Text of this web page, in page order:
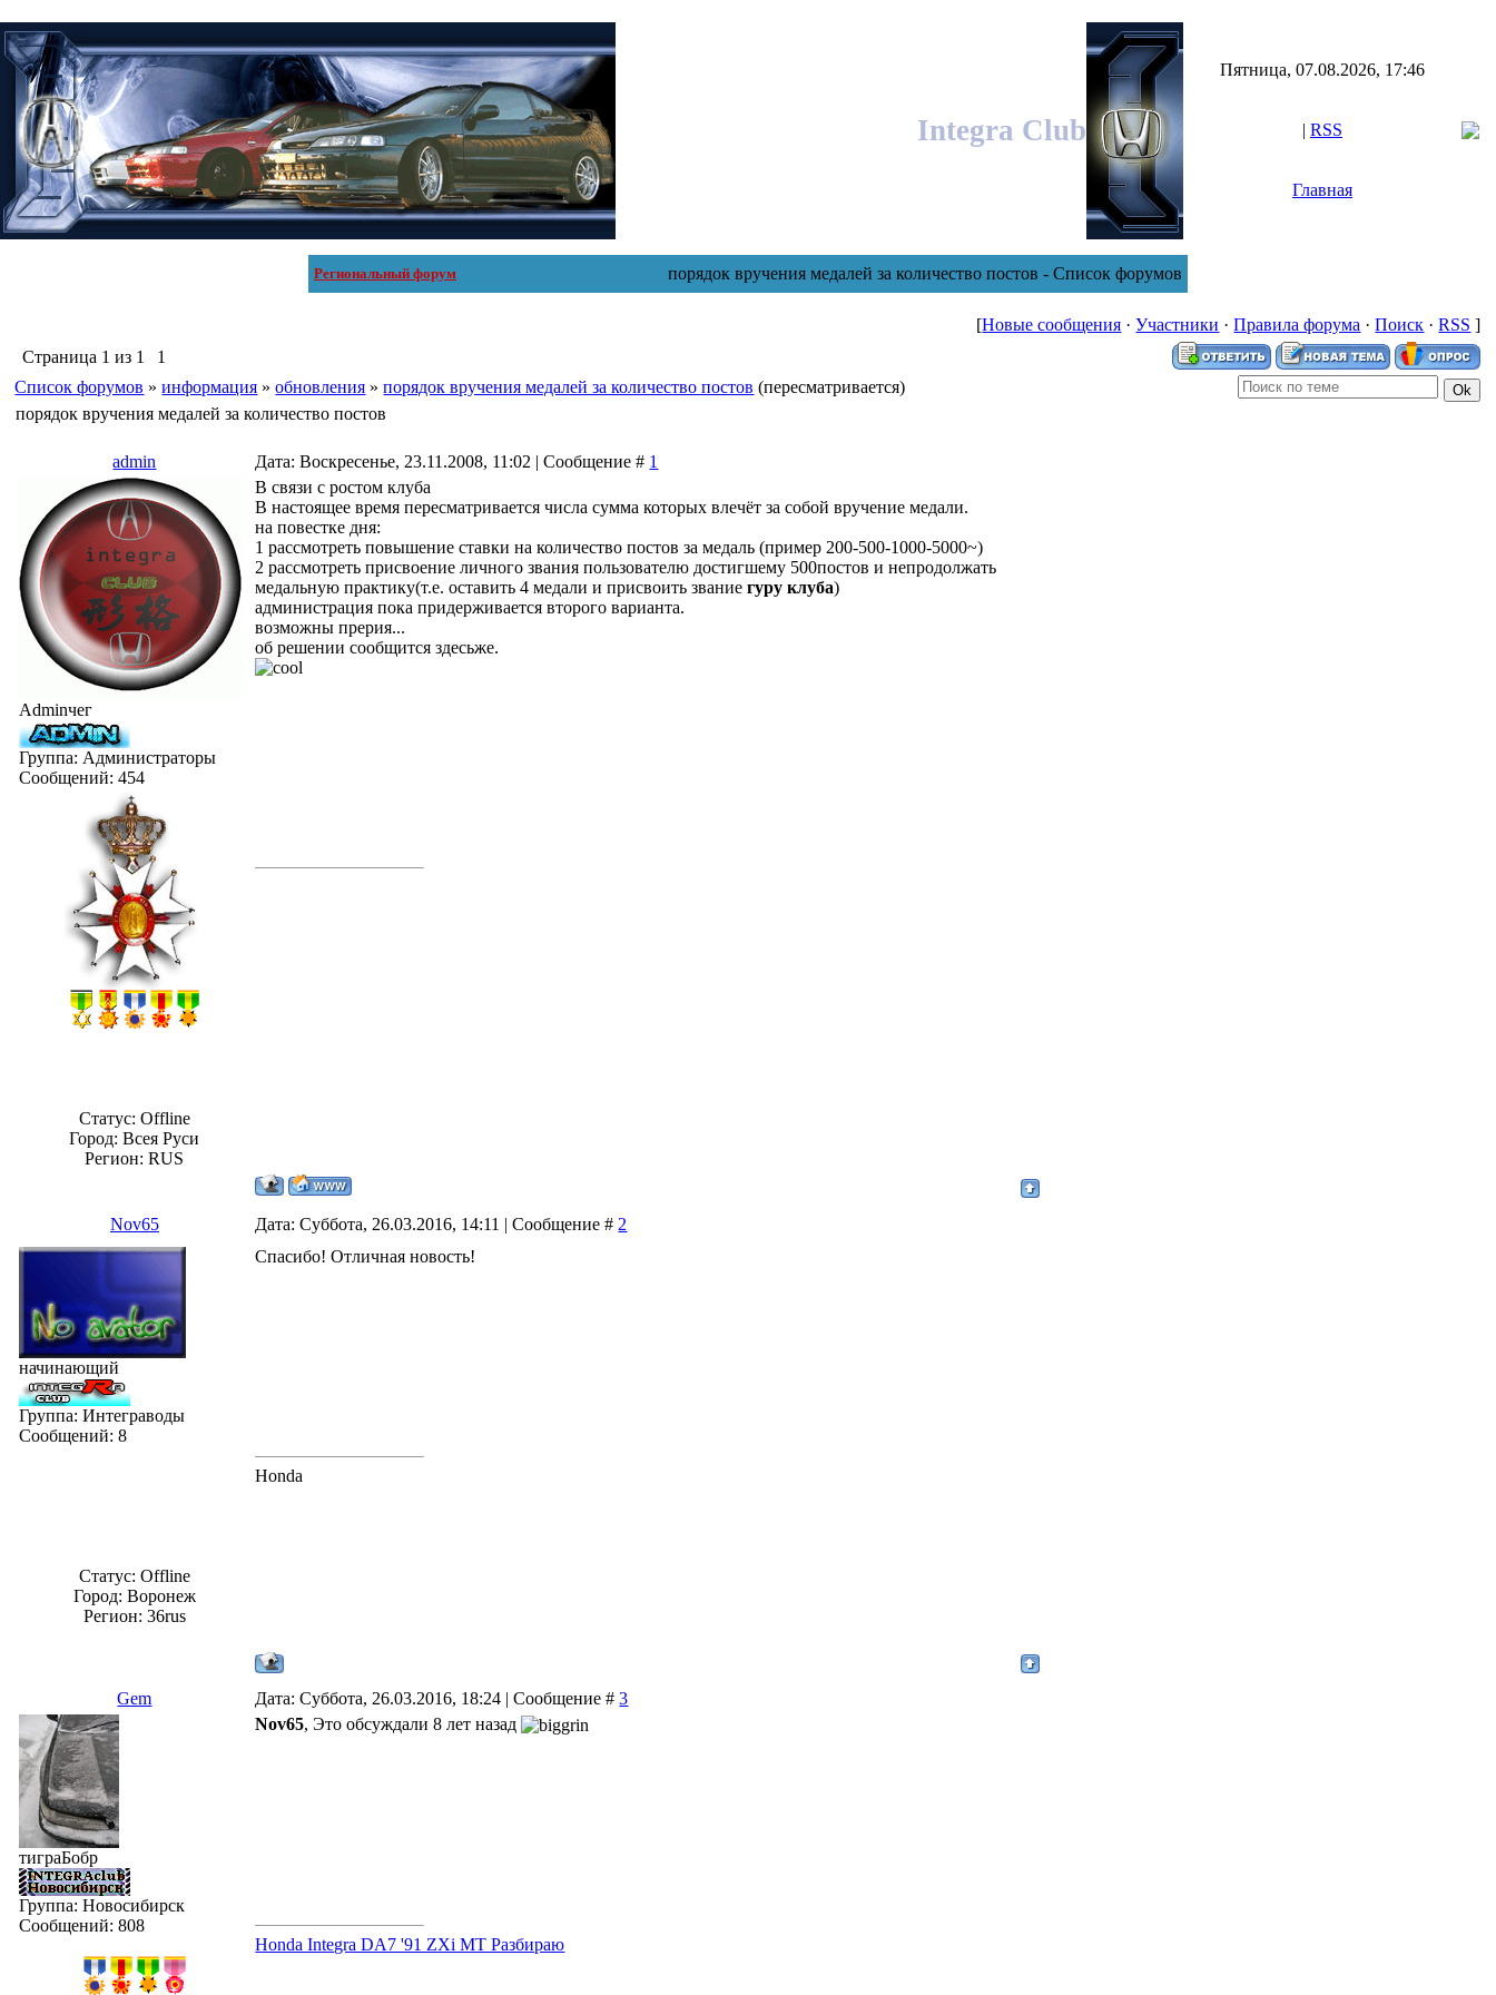
Integra Club
Пятница, 07.08.2026, 17:46
| RSS
Главная
Региональный форум порядок вручения медалей за количество постов - Список форумов
[Новые сообщения ·Участники ·Правила форума ·Поиск ·RSS ]
Страница 1 из 1
1
Список форумов » информация » обновления » порядок вручения медалей за количество постов (пересматривается)
порядок вручения медалей за количество постов
admin Дата: Воскресенье, 23.11.2008, 11:02 | Сообщение # 1
Adminчег
Группа: Администраторы
Сообщений:454
Статус: Offline
Город: Всея Руси
Регион: RUS
В связи с ростом клуба
В настоящее время пересматривается числа сумма которых влечёт за собой вручение медали.
на повестке дня:
1 рассмотреть повышение ставки на количество постов за медаль (пример 200-500-1000-5000~)
2 рассмотреть присвоение личного звания пользователю достигшему 500постов и непродолжать
медальную практику(т.е. оставить 4 медали и присвоить званиегуру клуба)
администрация пока придерживается второго варианта.
возможны прерия...
об решении сообщится здесьже.
Nov65 Дата: Суббота, 26.03.2016, 14:11 | Сообщение # 2
начинающий
Группа: Интеграводы
Сообщений:8
Статус: Offline
Город: Воронеж
Регион: 36rus
Спасибо! Отличная новость!
Honda
Gem Дата: Суббота, 26.03.2016, 18:24 | Сообщение #3
тиграБобр
Группа: Новосибирск
Сообщений:808
Nov65, Это обсуждали 8 лет назад
Honda Integra DA7 '91 ZXi MT Разбираю